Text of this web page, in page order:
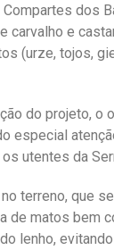
dos
carvalho e
(urze, tojos,
do projeto, o
especial
utentes da
terreno, que
de matos bem
lenho,